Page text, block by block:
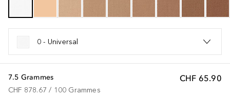
0 - Universal
CHF 65.90
7.5 Grammes
CHF 878.67 / 100 Grammes